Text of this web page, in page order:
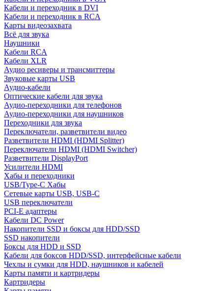
Кабели и переходник в DVI
Кабели и переходник в RCA
Карты видеозахвата
Всё для звука
Наушники
Кабели RCA
Кабели XLR
Аудио ресиверы и трансмиттеры
Звуковые карты USB
Аудио-кабели
Оптические кабели для звука
Аудио-переходники для телефонов
Аудио-переходники для наушников
Переходники для звука
Переключатели, разветвители видео
Разветвители HDMI (HDMI Splitter)
Переключатели HDMI (HDMI Switcher)
Разветвители DisplayPort
Усилители HDMI
Хабы и переходники
USB/Type-C Хабы
Сетевые карты USB, USB-C
USB переключатели
PCI-E адаптеры
Кабели DC Power
Накопители SSD и боксы для HDD/SSD
SSD накопители
Боксы для HDD и SSD
Кабели для боксов HDD/SSD, интерфейсные кабели
Чехлы и сумки для HDD, наушников и кабелей
Карты памяти и картридеры
Картридеры